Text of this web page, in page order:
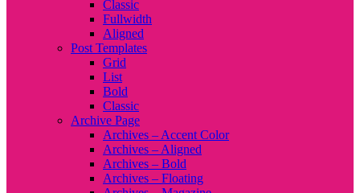
Classic
Fullwidth
Aligned
Post Templates
Grid
List
Bold
Classic
Archive Page
Archives – Accent Color
Archives – Aligned
Archives – Bold
Archives – Floating